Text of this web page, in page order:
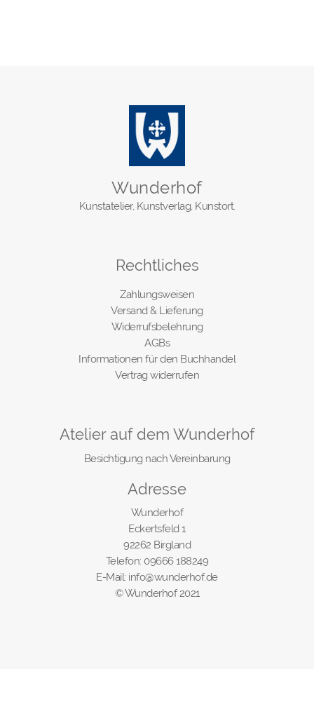
Wunderhof
Kunstatelier, Kunstverlag, Kunstort.
Rechtliches
Zahlungsweisen
Versand & Lieferung
Widerrufsbelehrung
AGBs
Informationen für den Buchhandel
Vertrag widerrufen
Atelier auf dem Wunderhof
Besichtigung nach Vereinbarung
Adresse
Wunderhof
Eckertsfeld 1
92262 Birgland
Telefon: 09666 188249
E-Mail: info@wunderhof.de
© Wunderhof 2021